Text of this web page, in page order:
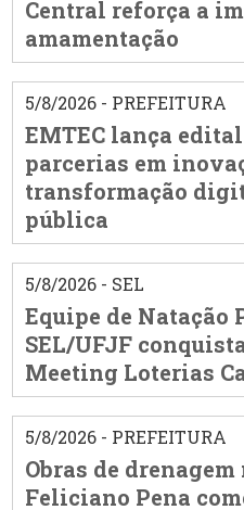
Central reforça a
amamentação
5/8/2026 - PREFEITURA
EMTEC lança
parcerias em
transformação
pública
5/8/2026 - SEL
Equipe de Natação
SEL/UFJF
Meeting Loterias
5/8/2026 - PREFEITURA
Obras de drenagem
Feliciano Pena